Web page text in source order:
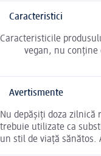
Caracteristici
Caracteristicile
vegan, nu
Avertismente
Nu depăşiţi doza
trebuie utilizate ca
un stil de viaţă sănătos.